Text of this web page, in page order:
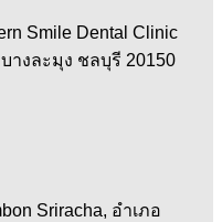
Smile Dental Clinic
างละมุง ชลบุรี 20150
Sriracha, อำเภอ